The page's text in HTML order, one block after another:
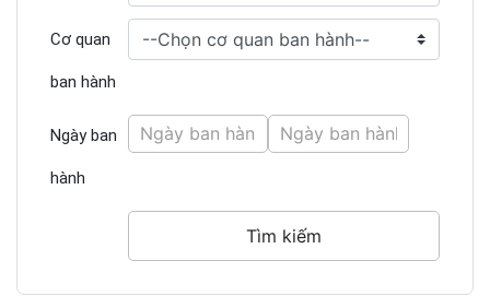
Cơ quan
ban hành
Ngày ban
hành